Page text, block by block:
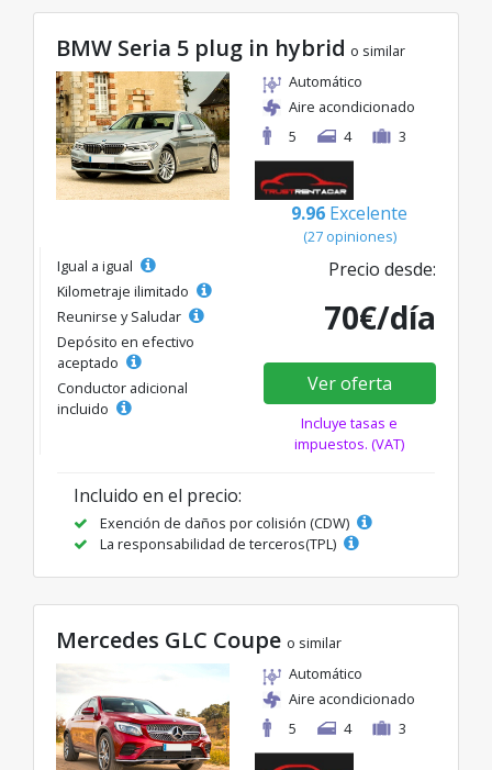
BMW Seria 5 plug in hybrid o similar
Automático
Aire acondicionado
5
4 3
9.96 Excelente
(27 opiniones)
Igual a igual
Kilometraje ilimitado
Reunirse y Saludar
Depósito en efectivo
aceptado
Conductor adicional
incluido
Precio desde:
70€/día
Ver oferta
Incluye tasas e
impuestos. (VAT)
Incluido en el precio:
Exención de daños por colisión (CDW)
La responsabilidad de terceros(TPL)
Mercedes GLC Coupe o similar
Automático
Aire acondicionado
5
4 3